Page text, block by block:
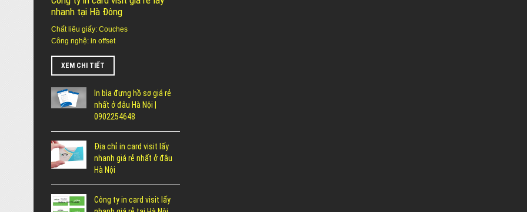
nhanh tại Hà Đông
Chất liêu giấy: Couches
Công nghệ: in offset
XEM CHI TIẾT
In bìa đựng hồ sơ giá rẻ
nhất ở đâu Hà Nội |
0902254648
Địa chỉ in card visit lấy
nhanh giá rẻ nhất ở đâu
Hà Nội
Công ty in card visit lấy